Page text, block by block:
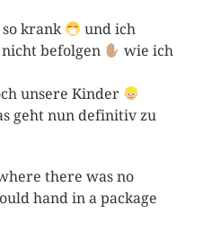
krank
und ich
befolgen
wie ich
unsere Kinder
geht nun definitiv zu
there was no
hand in a package